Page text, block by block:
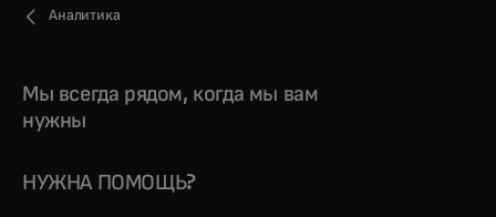
Аналитика
Мы всегда рядом, когда мы вам
нужны
НУЖНА ПОМОЩЬ?